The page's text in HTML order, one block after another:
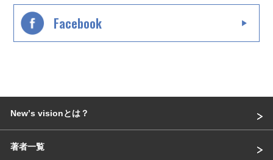
Facebook
Newʼs visionとは？
著者一覧